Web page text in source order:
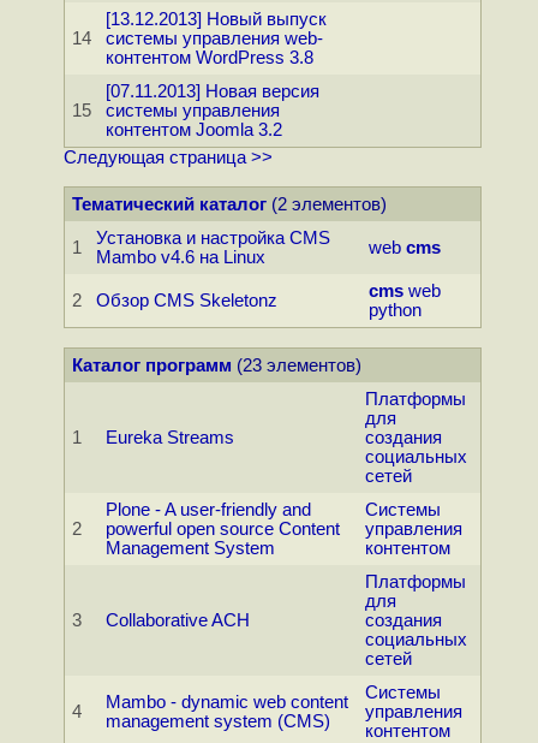
14
[13.12.2013] Новый выпуск
системы управления web-
контентом WordPress 3.8
15
[07.11.2013] Новая версия
системы управления
контентом Joomla 3.2
Следующая страница >>
Тематический каталог(2 элементов)
1
Установка и настройка CMS
Mambo v4.6 на Linux
web cms
2 Обзор CMS Skeletonz cms web
python
Каталог программ (23 элементов)
1 Eureka Streams
Платформы
для
создания
социальных
сетей
2
Plone - A user-friendly and
powerful open source Content
Management System
Системы
управления
контентом
3 Collaborative ACH
Платформы
для
создания
социальных
сетей
4
Mambo - dynamic web content
management system (CMS)
Системы
управления
контентом